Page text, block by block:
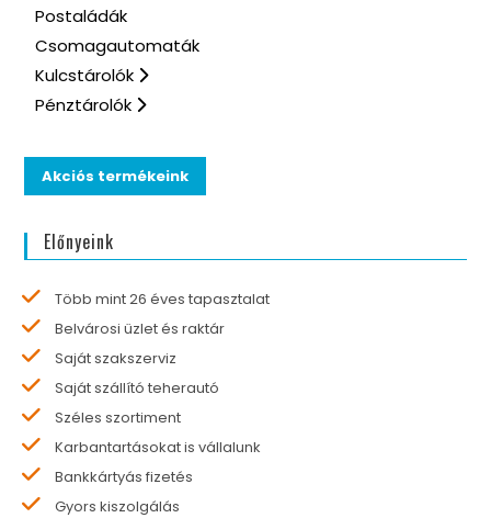
Postaládák
Csomagautomaták
Kulcstárolók
Pénztárolók
Akciós termékeink
Előnyeink
Több mint 26 éves tapasztalat
Belvárosi üzlet és raktár
Saját szakszerviz
Saját szállító teherautó
Széles szortiment
Karbantartásokat is vállalunk
Bankkártyás fizetés
Gyors kiszolgálás